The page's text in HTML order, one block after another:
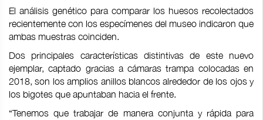
El análisis genético para comparar los huesos recolectados
recientemente con los especímenes del museo indicaron que
ambas muestras coinciden.
Dos principales características distintivas de este nuevo
ejemplar, captado gracias a cámaras trampa colocadas en
2018, son los amplios anillos blancos alrededor de los ojos y
los bigotes que apuntaban hacia el frente.
“Tenemos que trabajar de manera conjunta y rápida para